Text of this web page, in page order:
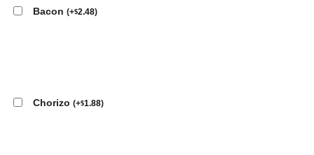
Bacon (+$2.48)
Chorizo (+$1.88)